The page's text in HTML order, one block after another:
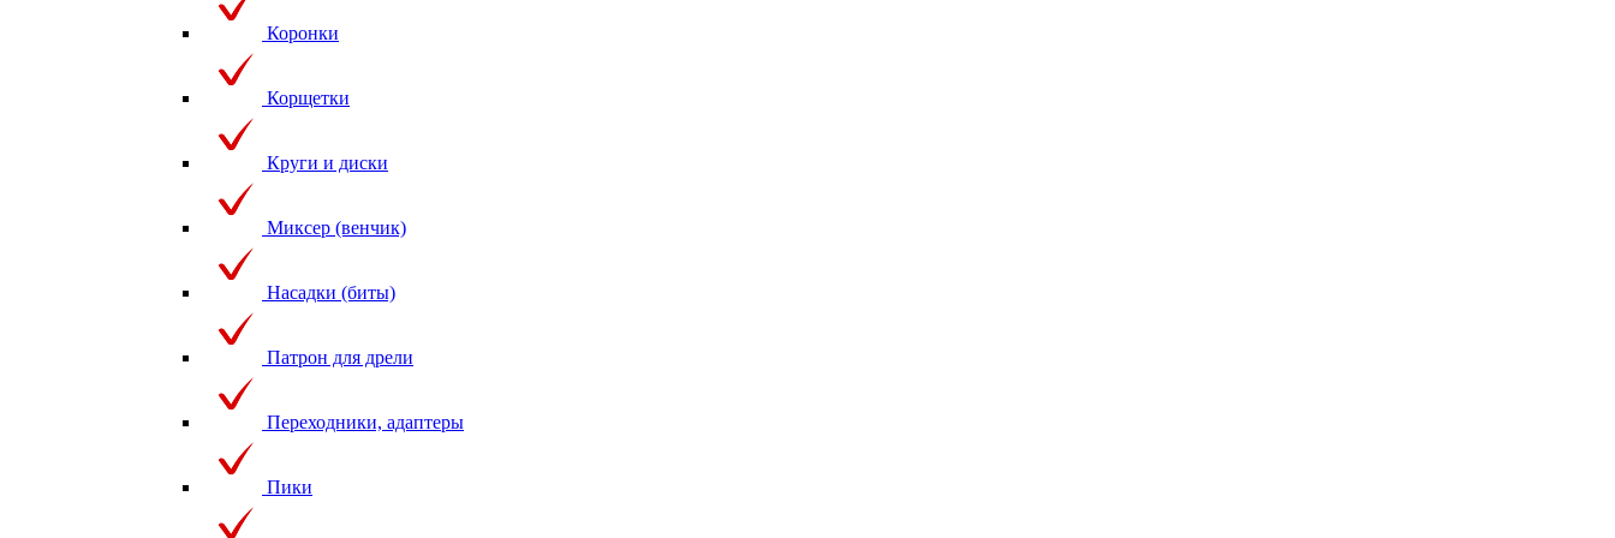
Коронки
Корщетки
Круги и диски
Миксер (венчик)
Насадки (биты)
Патрон для дрели
Переходники, адаптеры
Пики